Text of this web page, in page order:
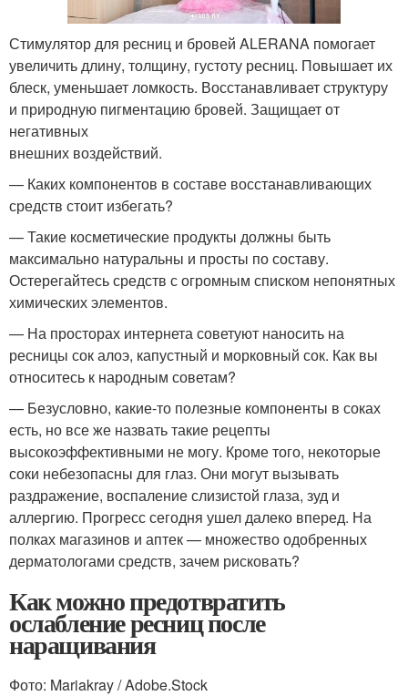
Стимулятор для ресниц и бровей ALERANA помогает
увеличить длину, толщину, густоту ресниц. Повышает их
блеск, уменьшает ломкость. Восстанавливает структуру
и природную пигментацию бровей. Защищает от
негативных
внешних воздействий.
— Каких компонентов в составе восстанавливающих
средств стоит избегать?
— Такие косметические продукты должны быть
максимально натуральны и просты по составу.
Остерегайтесь средств с огромным списком непонятных
химических элементов.
— На просторах интернета советуют наносить на
ресницы сок алоэ, капустный и морковный сок. Как вы
относитесь к народным советам?
— Безусловно, какие-то полезные компоненты в соках
есть, но все же назвать такие рецепты
высокоэффективными не могу. Кроме того, некоторые
соки небезопасны для глаз. Они могут вызывать
раздражение, воспаление слизистой глаза, зуд и
аллергию. Прогресс сегодня ушел далеко вперед. На
полках магазинов и аптек — множество одобренных
дерматологами средств, зачем рисковать?
Как можно предотвратить
ослабление ресниц после
наращивания
Фото: Mariakray / Adobe.Stock